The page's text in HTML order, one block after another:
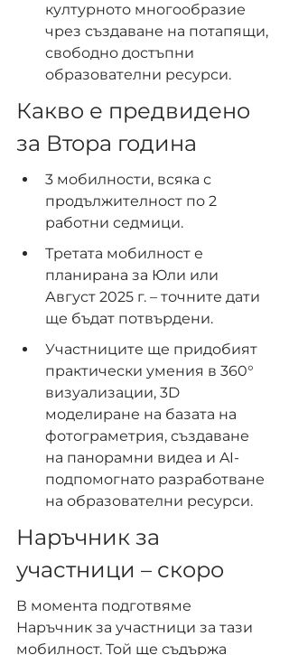
културното многообразие
чрез създаване на потапящи,
свободно достъпни
образователни ресурси.
Какво е предвидено
за Втора година
3 мобилности, всяка с
продължителност по 2
работни седмици.
Третата мобилност е
планирана за Юли или
Август 2025 г. – точните дати
ще бъдат потвърдени.
Участниците ще придобият
практически умения в 360°
визуализации, 3D
моделиране на базата на
фотограметрия, създаване
на панорамни видеа и AI-
подпомогнато разработване
на образователни ресурси.
Наръчник за
участници – скоро
В момента подготвяме
Наръчник за участници за тази
мобилност. Той ще съдържа